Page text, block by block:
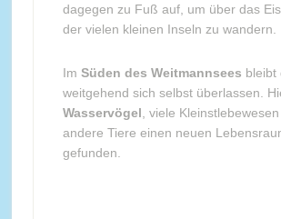
dagegen zu Fuß auf, um über das
der vielen kleinen Inseln zu wandern.
Im Süden des Weitmannsees bleibt
weitgehend sich selbst überlassen.
Wasservögel , viele
andere Tiere einen neuen
gefunden.